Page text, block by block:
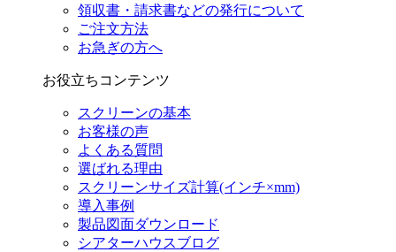
領収書・請求書などの発行について
ご注文方法
お急ぎの方へ
お役立ちコンテンツ
スクリーンの基本
お客様の声
よくある質問
選ばれる理由
スクリーンサイズ計算(インチ×mm)
導入事例
製品図面ダウンロード
シアターハウスブログ